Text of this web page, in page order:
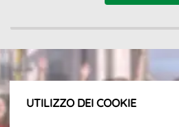
UTILIZZO DEI COOKIE